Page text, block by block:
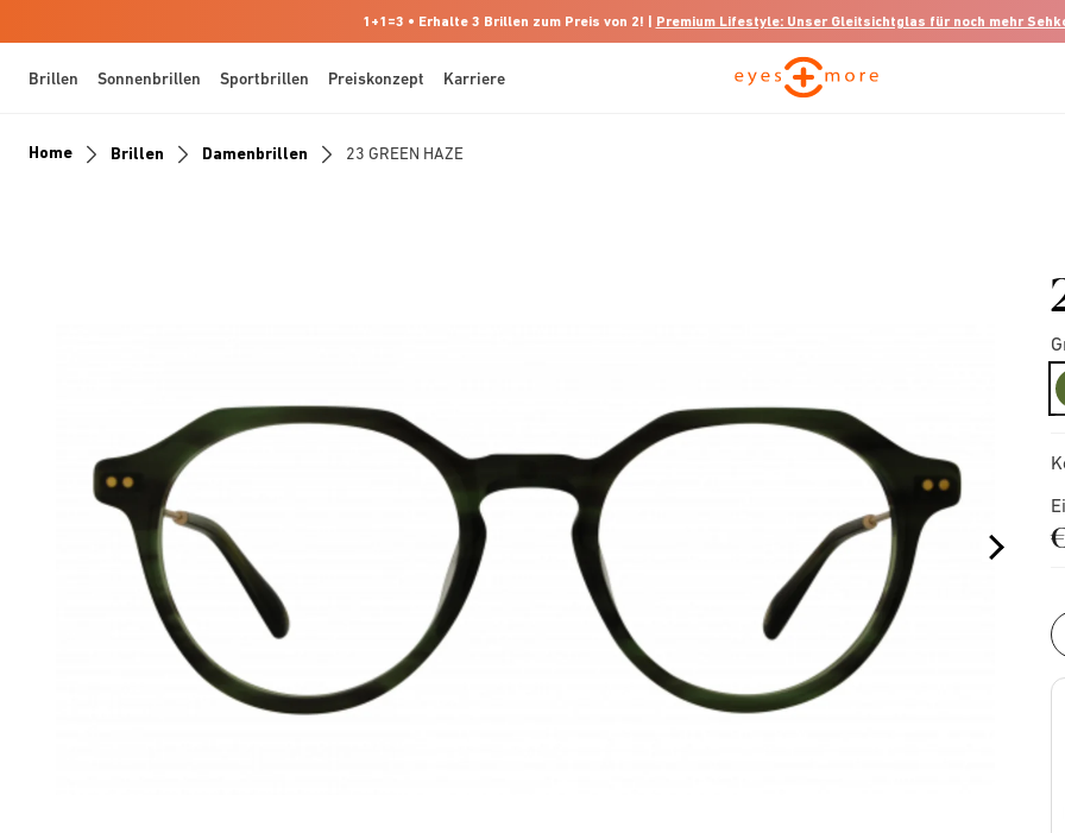
1+1=3 • Erhalte 3 Brillen zum Preis von 2! | Premium Lifestyle: Unser Gleitsichtglas für noch mehr
Brillen Sonnenbrillen Sportbrillen Preiskonzept Karriere
Home Brillen Damenbrillen 23 GREEN HAZE